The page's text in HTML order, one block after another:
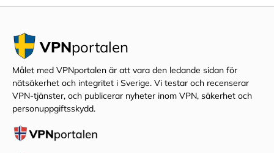
VPNportalen
Målet med VPNportalen är att vara den ledande sidan för
nätsäkerhet och integritet i Sverige. Vi testar och recenserar
VPN-tjänster, och publicerar nyheter inom VPN, säkerhet och
personuppgiftsskydd.